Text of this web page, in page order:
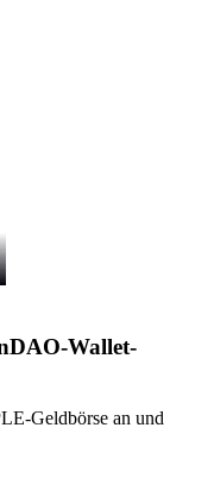
Wallet-
Geldbörse an und